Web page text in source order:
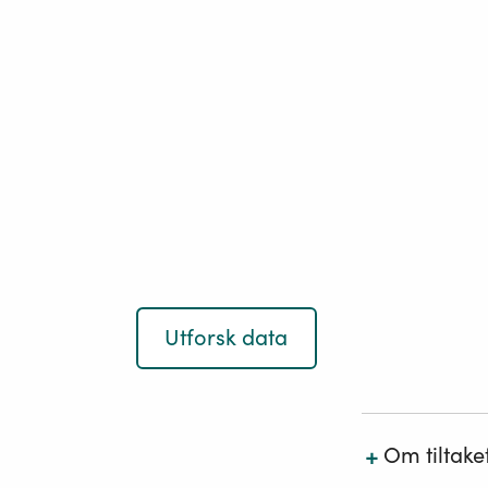
Utforsk data
+ Om